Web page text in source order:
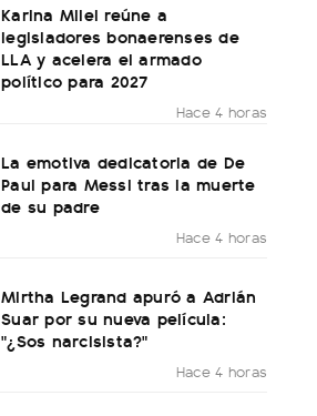
Karina Milei reúne a
legisladores bonaerenses de
LLA y acelera el armado
político para 2027
Hace 4 horas
La emotiva dedicatoria de De
Paul para Messi tras la muerte
de su padre
Hace 4 horas
Mirtha Legrand apuró a Adrián
Suar por su nueva película:
"¿Sos narcisista?"
Hace 4 horas